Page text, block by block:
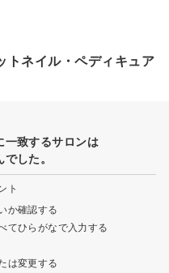
トネイル・ペディキュア
一致するサロンは
した。
ト
か確認する
てひらがなで入力する
は変更する